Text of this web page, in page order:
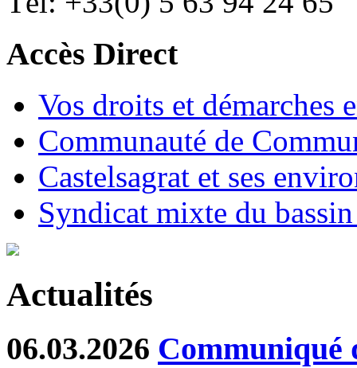
Accès Direct
Vos droits et démarches
Communauté de
Castelsagrat et ses
Syndicat mixte du
Actualités
06.03.2026 Communiqué